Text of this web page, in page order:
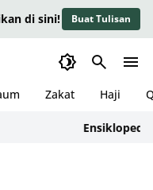
di sini! Buat Tulisan
Zakat Haji